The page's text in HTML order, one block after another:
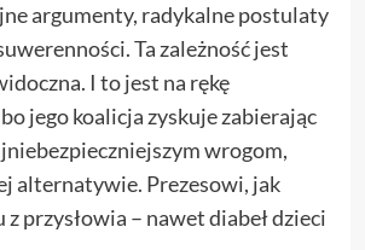
argumenty, radykalne postulaty
Ta zależność jest
I to jest na rękę
jego koalicja zyskuje zabierając
wrogom,
alternatywie. Prezesowi, jak
przysłowia – nawet diabeł dzieci